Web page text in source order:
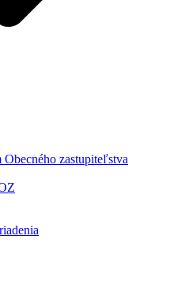
Obecného zastupiteľstva